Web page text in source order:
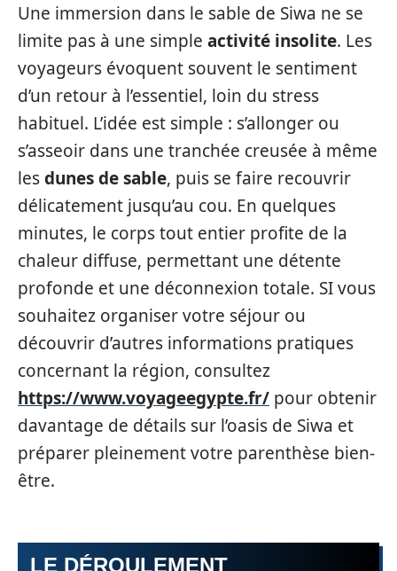
Une immersion dans le sable de Siwa ne se
limite pas à une simple activité insolite. Les
voyageurs évoquent souvent le sentiment
d’un retour à l’essentiel, loin du stress
habituel. L’idée est simple : s’allonger ou
s’asseoir dans une tranchée creusée à même
lesdunes de sable, puis se faire recouvrir
délicatement jusqu’au cou. En quelques
minutes, le corps tout entier profite de la
chaleur diffuse, permettant une détente
profonde et une déconnexion totale. SI vous
souhaitez organiser votre séjour ou
découvrir d’autres informations pratiques
concernant la région, consultez
https://www.voyageegypte.fr/ pour obtenir
davantage de détails sur l’oasis de Siwa et
préparer pleinement votre parenthèse bien-
être.
LE DÉROULEMENT